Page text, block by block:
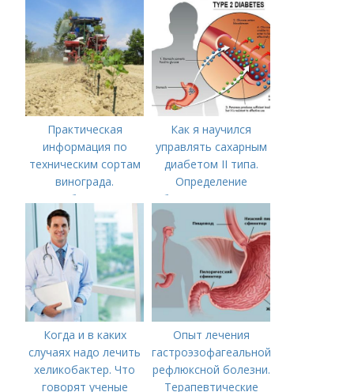
Практическая
информация по
техническим сортам
винограда.
Особенности
технических сортов
винограда
Как я научился
управлять сахарным
диабетом II типа.
Определение
болезни. Причины
заболевания
Когда и в каких
случаях надо лечить
хеликобактер. Что
говорят ученые
Опыт лечения
гастроэзофагеальной
рефлюксной болезни.
Терапевтические